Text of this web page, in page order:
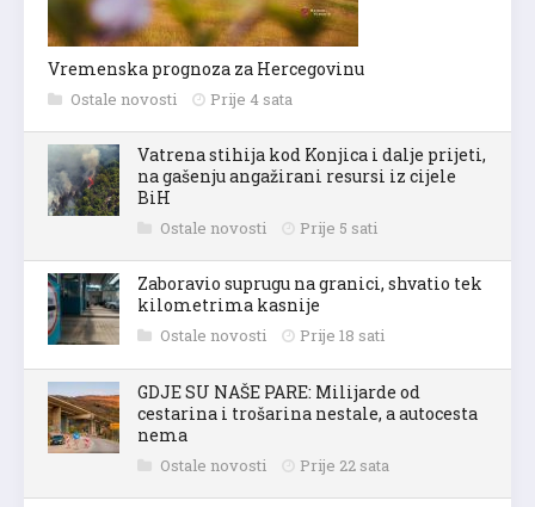
Vremenska prognoza za Hercegovinu
Ostale novosti Prije 4 sata
Vatrena stihija kod Konjica i dalje prijeti,
na gašenju angažirani resursi iz cijele
BiH
Ostale novosti Prije 5 sati
Zaboravio suprugu na granici, shvatio tek
kilometrima kasnije
Ostale novosti Prije 18 sati
GDJE SU NAŠE PARE: Milijarde od
cestarina i trošarina nestale, a autocesta
nema
Ostale novosti Prije 22 sata